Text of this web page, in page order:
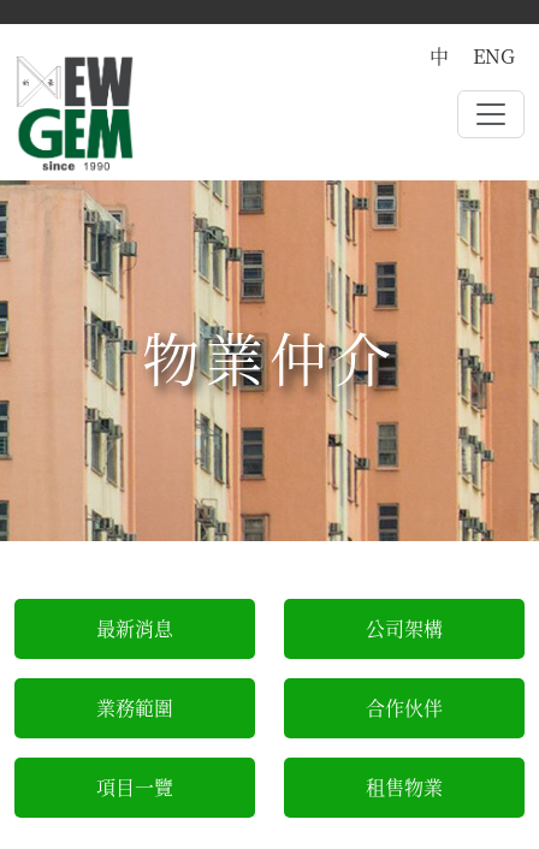
中 ENG
物業仲介
最新消息 公司架構
業務範圍 合作伙伴
項目一覽 租售物業